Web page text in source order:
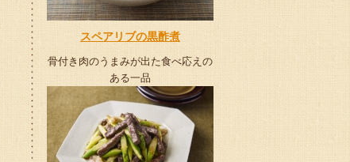
スペアリブの黒酢煮
骨付き肉のうまみが出た食べ応えの
ある一品